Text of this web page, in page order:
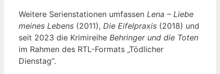
Weitere Serienstationen umfassen Lena – Liebe
meines Lebens (2011), Die Eifelpraxis (2018) und
seit 2023 die Krimireihe Behringer und die Toten
im Rahmen des RTL-Formats „Tödlicher
Dienstag“.